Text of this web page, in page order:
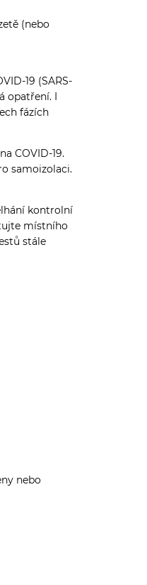
(nebo
19 (SARS-
opatření. I
fázích
COVID-19.
samoizolaci.
kontrolní
místního
stále
nebo